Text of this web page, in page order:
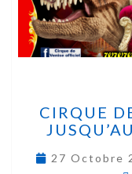
CIRQUE
27 Octobre